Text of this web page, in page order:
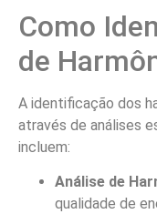
Como
de
A identificação dos
através de análises
incluem:
Análise de
qualidade de